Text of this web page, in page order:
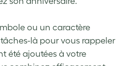
ou un caractère
là pour vous rappeler
été ajoutées à votre